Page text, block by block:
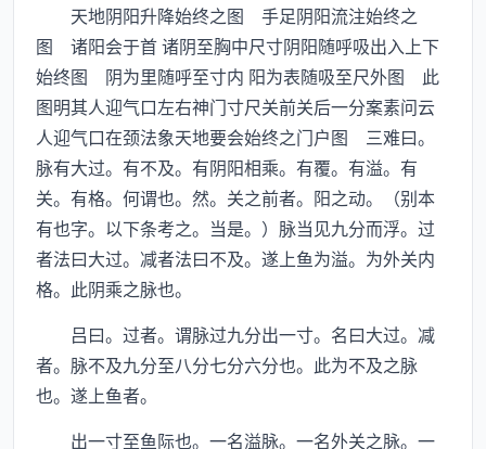
天地阴阳升降始终之图 手足阴阳流注始终之
图 诸阳会于首 诸阴至胸中尺寸阴阳随呼吸出入上下
始终图 阴为里随呼至寸内 阳为表随吸至尺外图 此
图明其人迎气口左右神门寸尺关前关后一分案素问云
人迎气口在颈法象天地要会始终之门户图 三难曰。
脉有大过。有不及。有阴阳相乘。有覆。有溢。有
关。有格。何谓也。然。关之前者。阳之动。（别本
有也字。以下条考之。当是。）脉当见九分而浮。过
者法曰大过。减者法曰不及。遂上鱼为溢。为外关内
格。此阴乘之脉也。
吕曰。过者。谓脉过九分出一寸。名曰大过。减
者。脉不及九分至八分七分六分也。此为不及之脉
也。遂上鱼者。
出一寸至鱼际也。一名溢脉。一名外关之脉。一